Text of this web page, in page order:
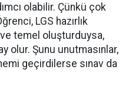
olabilir. Çünkü çok
LGS hazırlık
temel oluşturduysa,
olur. Şunu unutmasınlar,
geçirdilerse sınav da